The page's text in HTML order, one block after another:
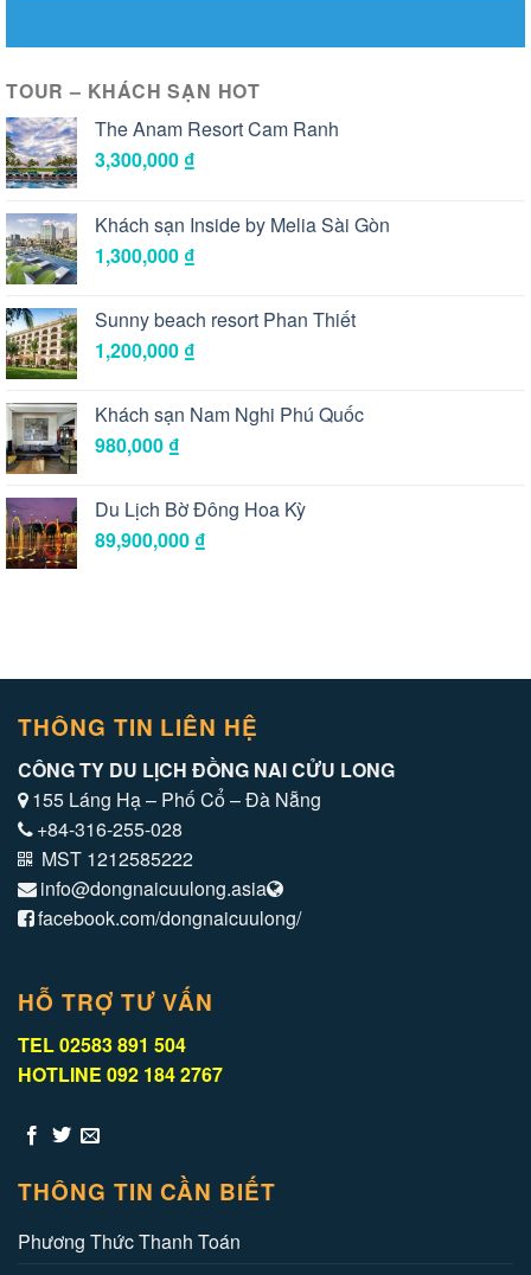
TOUR – KHÁCH SẠN HOT
The Anam Resort Cam Ranh
3,300,000 ₫
Khách sạn Inside by Melia Sài Gòn
1,300,000 ₫
Sunny beach resort Phan Thiết
1,200,000 ₫
Khách sạn Nam Nghi Phú Quốc
980,000 ₫
Du Lịch Bờ Đông Hoa Kỳ
89,900,000 ₫
THÔNG TIN LIÊN HỆ
CÔNG TY DU LỊCH ĐỒNG NAI CỬU LONG
155 Láng Hạ – Phố Cổ – Đà Nẵng
+84-316-255-028
MST 1212585222
info@dongnaicuulong.asia
facebook.com/dongnaicuulong/
HỖ TRỢ TƯ VẤN
TEL 02583 891 504
HOTLINE 092 184 2767
THÔNG TIN CẦN BIẾT
Phương Thức Thanh Toán